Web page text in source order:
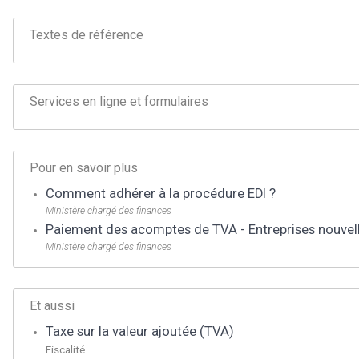
Textes de référence
Services en ligne et formulaires
Pour en savoir plus
Comment adhérer à la procédure EDI ?
Ministère chargé des finances
Paiement des acomptes de TVA - Entreprises
Ministère chargé des finances
Et aussi
Taxe sur la valeur ajoutée (TVA)
Fiscalité